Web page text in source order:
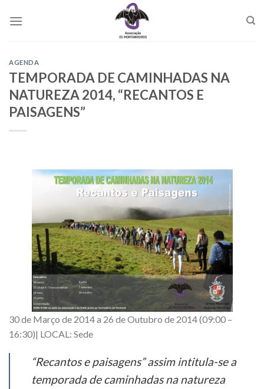
AGENDA
TEMPORADA DE CAMINHADAS NA
NATUREZA 2014, “RECANTOS E
PAISAGENS”
30 de Março de 2014 a 26 de Outubro de 2014 (09:00 –
16:30)| LOCAL: Sede
“Recantos e paisagens” assim intitula-se a
temporada de caminhadas na natureza